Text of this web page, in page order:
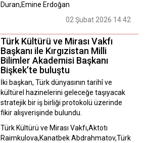
Duran,Emine Erdoğan
02 Şubat 2026 14:42
Türk Kültürü ve Mirası Vakfı
Başkanı ile Kırgızistan Milli
Bilimler Akademisi Başkanı
Bişkek’te buluştu
İki başkan, Türk dünyasının tarihî ve
kültürel hazinelerini geleceğe taşıyacak
stratejik bir iş birliği protokolü üzerinde
fikir alışverişinde bulundu.
Türk Kültürü ve Mirası Vakfı,Aktotı
Raimkulova,Kanatbek Abdrahmatov,Türk